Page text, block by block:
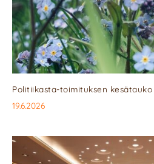
Politiikasta-toimituksen kesätauko
19.6.2026